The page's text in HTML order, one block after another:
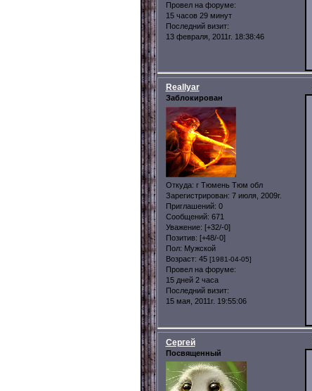
Провел на форуме:
15 часов 29 минут
Последний визит:
13 февраля, 2011г. 18:38:46
Reallyar
Заблокирован
Откуда: г Тюмень Тюм обл
Зарегистрирован: 7 июля, 2009г.
Приглашений: 0
Сообщений: 671
Уважение: [+32/-0]
Позитив: [+48/-0]
Пол: Мужской
Возраст: 45 [1981-04-05]
Провел на форуме:
15 дней 2 часа
Последний визит:
15 мая, 2011г. 19:55:06
Сергей
Посвященный